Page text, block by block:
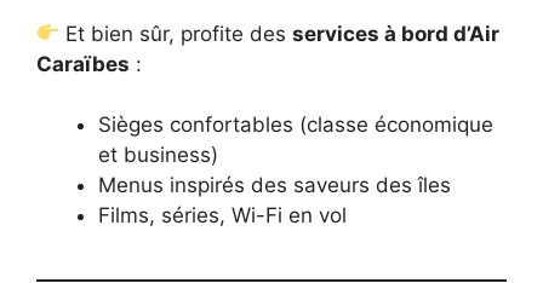
Et bien sûr, profite desservices à bord d’Air
Caraïbes :
Sièges confortables (classe économique
et business)
Menus inspirés des saveurs des îles
Films, séries, Wi-Fi en vol